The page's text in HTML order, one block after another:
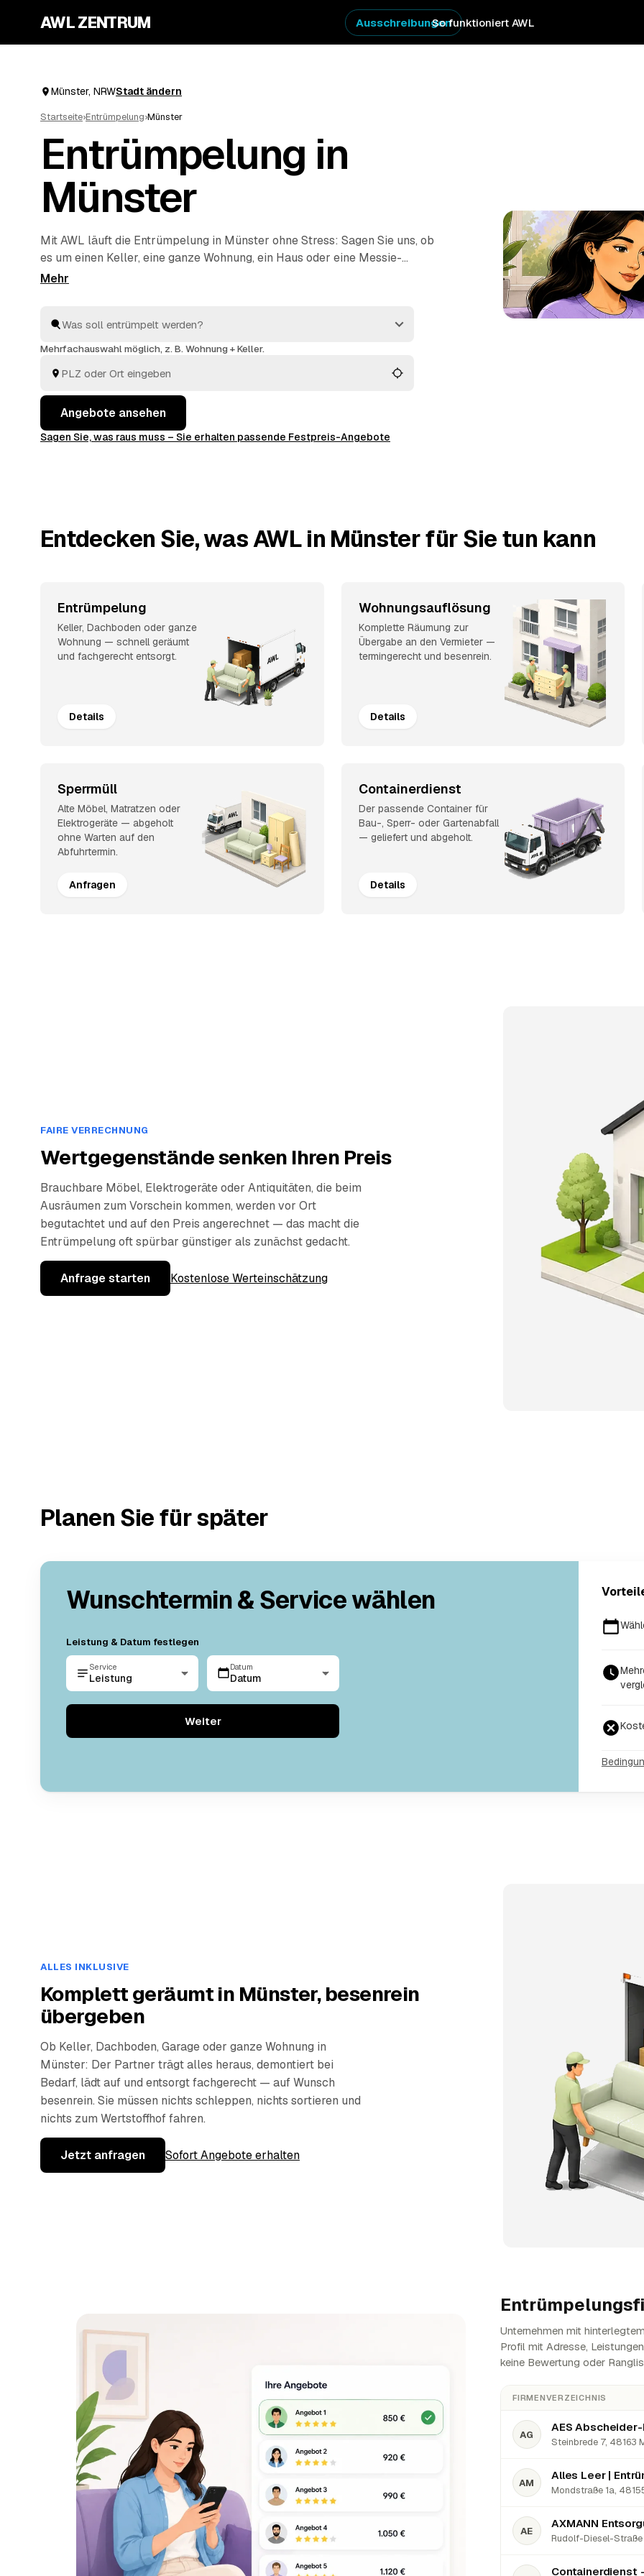
AWL ZENTRUM So funktioniert AWL
Ausschreibungen
Münster, NRWStadt ändern
Startseite›Entrümpelung›Münster
Entrümpelung in
Münster
Mit AWL läuft die Entrümpelung in Münster ohne Stress: Sagen Sie uns, ob
es um einen Keller, eine ganze Wohnung, ein Haus oder eine Messie-
Wohnung geht, und Sie bekommen dafür mehrere Festpreis-Angebote auf
direkt, welches Angebot am besten passt.
Mehrfachauswahl möglich, z. B. Wohnung + Keller.
Angebote ansehen
Sagen Sie, was raus muss – Sie erhalten passende Festpreis-Angebote
Entdecken Sie, was AWL in Münster für Sie tun kann
Entrümpelung
Keller, Dachboden oder ganze
Wohnung — schnell geräumt
und fachgerecht entsorgt.
Details
Wohnungsauflösung
Komplette Räumung zur
Übergabe an den Vermieter —
termingerecht und besenrein.
Details
Sperrmüll
Alte Möbel, Matratzen oder
Elektrogeräte — abgeholt
ohne Warten auf den
Abfuhrtermin.
Anfragen
Containerdienst
Der passende Container für
Bau-, Sperr- oder Gartenabfall
— geliefert und abgeholt.
Details
FAIRE VERRECHNUNG
Wertgegenstände senken Ihren Preis
Brauchbare Möbel, Elektrogeräte oder Antiquitäten, die beim
Ausräumen zum Vorschein kommen, werden vor Ort
begutachtet und auf den Preis angerechnet — das macht die
Entrümpelung oft spürbar günstiger als zunächst gedacht.
Anfrage starten Kostenlose Werteinschätzung
Planen Sie für später
Wunschtermin & Service wählen
Leistung & Datum festlegen
Service
Leistung
Datum
Datum
Weiter
ALLES INKLUSIVE
Komplett geräumt in Münster, besenrein
übergeben
Ob Keller, Dachboden, Garage oder ganze Wohnung in
Münster: Der Partner trägt alles heraus, demontiert bei
Bedarf, lädt auf und entsorgt fachgerecht — auf Wunsch
besenrein. Sie müssen nichts schleppen, nichts sortieren und
nichts zum Wertstoffhof fahren.
Jetzt anfragen Sofort Angebote erhalten
Unternehmen mit
Profil mit Adresse,
keine Bewertung oder
FIRMENVERZEICHNIS
AG
AES
Steinbrede 7, 48163
AM
Mondstraße 1a,
AE
AXMANN
Rudolf-Diesel-